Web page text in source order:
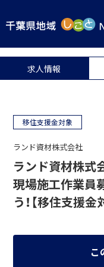
求人情報
移住支援金対象
ランド資材株式会社
ランド資材株式
現場施工作業員
う！【移住支援金
こ